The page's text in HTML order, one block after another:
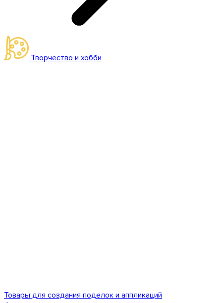
Творчество и хобби
Товары для создания поделок и аппликаций